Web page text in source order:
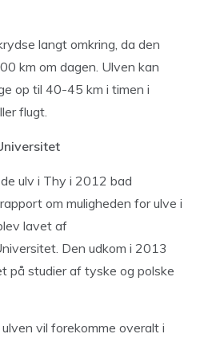
langt omkring, da den
km om dagen. Ulven kan
op til 40-45 km i timen i
flugt.
ulv i Thy i 2012 bad
om muligheden for ulve i
lavet af
Den udkom i 2013
på studier af tyske og polske
vil forekomme overalt i